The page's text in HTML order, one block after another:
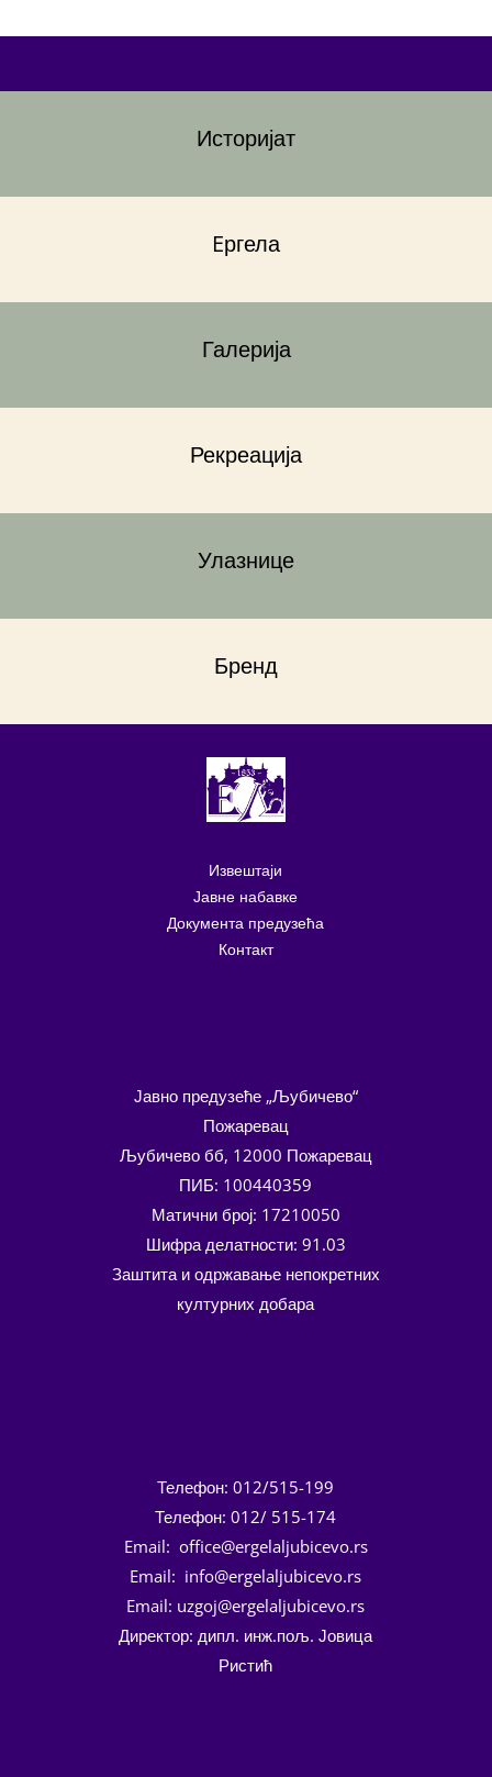
Историјат
Eргела
Галерија
Рекреација
Улазнице
Бренд
Извештаји
Јавне набавке
Документа предузећа
Контакт
Јавно предузеће „Љубичево“
Пожаревац
Љубичево бб, 12000 Пожаревац
ПИБ: 100440359
Матични број: 17210050
Шифра делатности: 91.03
Заштита и одржавање непокретних
културних добара
Телефон: 012/515-199
Телефон: 012/ 515-174
Email: office@ergelaljubicevo.rs
Email: info@ergelaljubicevo.rs
Email: uzgoj@ergelaljubicevo.rs
Директор: дипл. инж.пољ. Јовица
Ристић